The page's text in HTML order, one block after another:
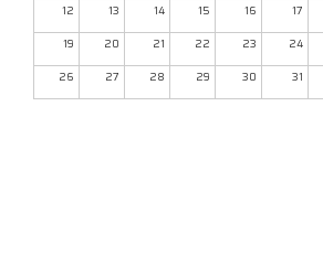
12
13 14 15 16 17
19
20 21 22 23 24
26
27 28 29 30 31